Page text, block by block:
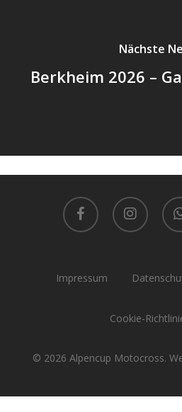
Nächste
Berkheim 2026 –
facebook instagram
Impressum
Cookie-
© 2026 Alpencup Motocross.